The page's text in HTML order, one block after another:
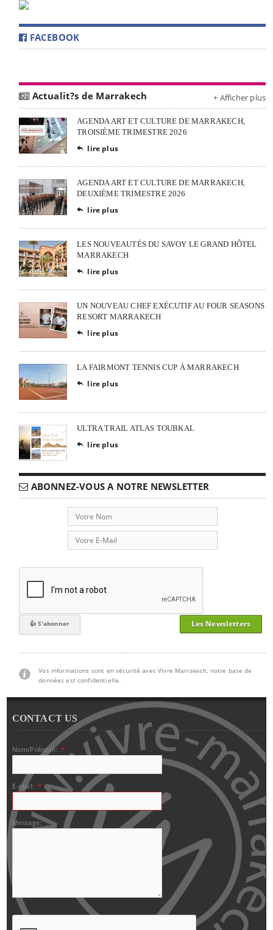
FACEBOOK
Actualit?s de Marrakech + Afficher plus
AGENDA ART ET CULTURE DE MARRAKECH,
TROISIÈME TRIMESTRE 2026
 lire plus
AGENDA ART ET CULTURE DE MARRAKECH,
DEUXIÈME TRIMESTRE 2026
 lire plus
LES NOUVEAUTÉS DU SAVOY LE GRAND HÔTEL
MARRAKECH
 lire plus
UN NOUVEAU CHEF EXÉCUTIF AU FOUR SEASONS
RESORT MARRAKECH
 lire plus
LA FAIRMONT TENNIS CUP À MARRAKECH
 lire plus
ULTRA TRAIL ATLAS TOUBKAL
 lire plus
ABONNEZ-VOUS A NOTRE NEWSLETTER
Les Newsletters
Vos informations sont en sécurité avec Vivre Marrakech, notre base de
données est confidentielle.
CONTACT US
Nom/Prénom: *
E-mail: *
Message: